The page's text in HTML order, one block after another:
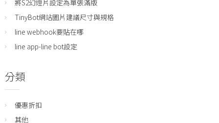
將S2幻燈片設定為單張滿版
TinyBot網站圖片建議尺寸與規格
line webhook要貼在哪
line app-line bot設定
分類
優惠折扣
其他